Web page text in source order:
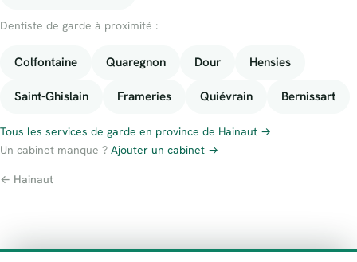
Dentiste de garde à proximité :
Colfontaine Quaregnon Dour Hensies
Saint-Ghislain Frameries Quiévrain Bernissart
Tous les services de garde en province de Hainaut →
Un cabinet manque ? Ajouter un cabinet →
← Hainaut